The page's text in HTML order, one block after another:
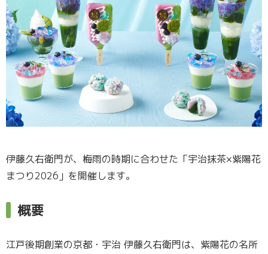
伊藤久右衛門が、梅雨の時期に合わせた「宇治抹茶×紫陽花
まつり2026」を開催します。
概要
江戸後期創業の京都・宇治 伊藤久右衛門は、紫陽花の名所